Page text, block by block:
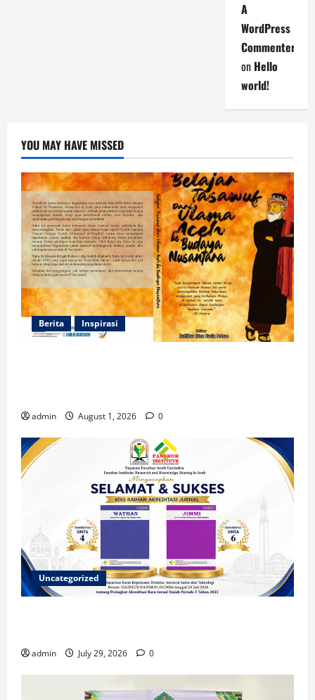
A
WordPress
Commenter
on Hello
world!
YOU MAY HAVE MISSED
Berita Inspirasi
admin August 1, 2026 0
Uncategorized
admin July 29, 2026 0